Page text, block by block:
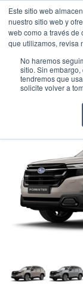
Este sitio web
nuestro sitio web y
web como a través de
que utilizamos, revisa
No haremos
sitio. Sin
tendremos que
solicite volver a
SUBARU